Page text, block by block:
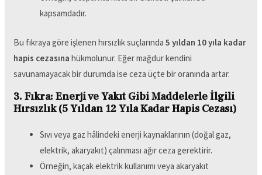
kapsamdadır.
Bu fıkraya göre işlenen hırsızlık suçlarında5 yıldan 10 yıla kadar
hapis cezasına hükmolunur. Eğer mağdur kendini
savunamayacak bir durumda ise ceza üçte bir oranında artar.
3. Fıkra: Enerji ve Yakıt Gibi Maddelerle İlgili
Hırsızlık (5 Yıldan 12 Yıla Kadar Hapis Cezası)
Sıvı veya gaz hâlindeki enerji kaynaklarının (doğal gaz,
elektrik, akaryakıt) çalınması ağır ceza gerektirir.
Örneğin, kaçak elektrik kullanımı veya akaryakıt